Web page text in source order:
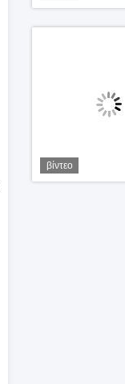
βίντεο